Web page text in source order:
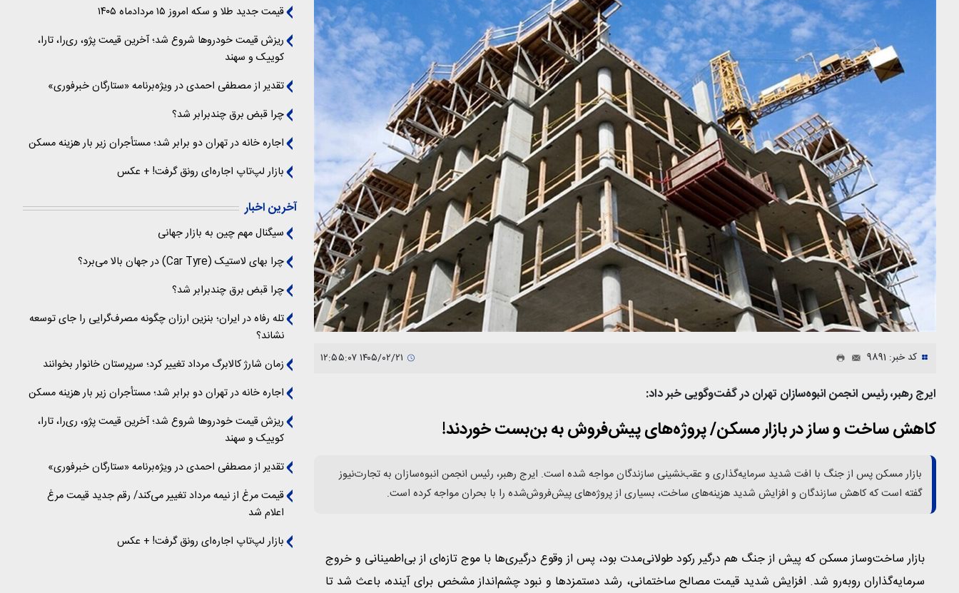
کد خبر: 9891
ایرج رهبر، رئیس انجمن انبوه‌سازان تهران در گفت‌وگویی خبر داد:
کاهش ساخت و ساز در بازار مسکن/ پروژه‌های پیش‌فروش به بن‌بست خوردند!
بازار مسکن پس از جنگ با افت شدید سرمایه‌گذاری و عقب‌نشینی سازندگان مواجه شده است. ایرج رهبر، رئیس انجمن انبوه‌سازان به تجارت‌نیوز
گفته است که کاهش سازندگان و افزایش شدید هزینه‌های ساخت، بسیاری از پروژه‌های پیش‌فروش‌شده را با بحران مواجه کرده است.
بازار ساخت‌وساز مسکن که پیش از جنگ هم درگیر رکود طولانی‌مدت بود، پس از وقوع درگیری‌ها با موج تازه‌ای از بی‌اطمینانی و خروج
سرمایه‌گذاران روبه‌رو شد. افزایش شدید قیمت مصالح ساختمانی، رشد دستمزدها و نبود چشم‌انداز مشخص برای آینده، باعث شد تا
قیمت جدید طلا و سکه امروز ۱۵ مردادماه ۱۴۰۵
ریزش قیمت خودروها شروع شد؛ آخرین قیمت پژو، ری‌را، تارا،
کوییک و سهند
تقدیر از مصطفی احمدی در ویژه‌برنامه «ستارگان خبرفوری»
چرا قبض برق چندبرابر شد؟
اجاره خانه در تهران دو برابر شد؛ مستأجران زیر بار هزینه مسکن
بازار لپ‌تاپ اجاره‌ای رونق گرفت! + عکس
آخرین اخبار
سیگنال‌ مهم چین به بازار جهانی
چرا بهای لاستیک (Car Tyre) در جهان بالا می‌برد؟
چرا قبض برق چندبرابر شد؟
تله رفاه در ایران؛ بنزین ارزان چگونه مصرف‌گرایی را جای توسعه
نشاند؟
زمان شارژ کالابرگ مرداد تغییر کرد؛ سرپرستان خانوار بخوانند
اجاره خانه در تهران دو برابر شد؛ مستأجران زیر بار هزینه مسکن
ریزش قیمت خودروها شروع شد؛ آخرین قیمت پژو، ری‌را، تارا،
کوییک و سهند
تقدیر از مصطفی احمدی در ویژه‌برنامه «ستارگان خبرفوری»
قیمت مرغ از نیمه مرداد تغییر می‌کند/ رقم جدید قیمت مرغ
اعلام شد
بازار لپ‌تاپ اجاره‌ای رونق گرفت! + عکس